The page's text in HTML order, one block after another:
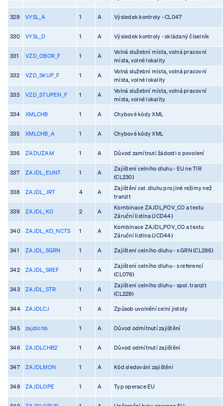
329 VYSL_A 1 A Výsledek kontroly - CL047
330 VYSL_D 1 A Výsledek kontroly - skládaný číselník
331 VZD_OBOR_F 1 A
Volná služební místa, volná pracovní
místa, volné lokality
332 VZD_SKUP_F 1 A
Volná služební místa, volná pracovní
místa, volné lokality
333 VZD_STUPEN_F 1 A
Volná služební místa, volná pracovní
místa, volné lokality
334 XMLCHB 1 A Chybové kódy XML
335 XMLCHB_A 1 A Chybové kódy XML
336 ZADUZAM 1 A Důvod zamítnutí žádosti o povolení
337 ZAJDL_EUNT 1 A
Zajištení celního dluhu - EU ne TIR
(CL230)
338 ZAJDL_JRT 4 A
Zajištění cel. dluhu pro jiné režimy než
tranzit
339 ZAJDL_KO 2 A
Kombinace ZAJDL,POV_CO a textu
Záruční listina (JCD44)
340 ZAJDL_KO_NCTS 1 A
Kombinace ZAJDL,POV_CO a textu
Záruční listina (JCD44)
341 ZAJDL_SGRN 1 A Zajištení celního dluhu - s GRN (CL286)
342 ZAJDL_SREF 1 A
Zajištení celního dluhu - s referencí
(CL076)
343 ZAJDL_STR 1 A
Zajištení celního dluhu - spol. tranzit
(CL229)
344 ZAJDLCJ 1 A Způsob uvolnění celní jistoty
345 zajdlchb 1 A Důvod odmítnutí zajištění
346 ZAJDLCHB2 1 A Důvod odmítnutí zajištění
347 ZAJDLMON 1 A Kód sledování zajištění
348 ZAJDLOPE 1 A Typ operace EU